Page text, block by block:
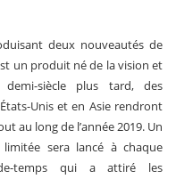
deux nouveautés de
un produit né de la vision et
siècle plus tard, des
Unis et en Asie rendront
au long de l’année 2019. Un
sera lancé à chaque
temps qui a attiré les